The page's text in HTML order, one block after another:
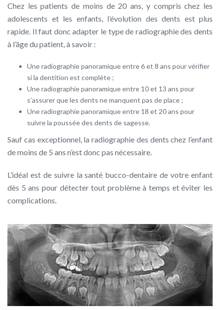
Chez les patients de moins de 20 ans, y compris chez les
adolescents et les enfants, l’évolution des dents est plus
rapide. Il faut donc adapter le type de radiographie des dents
à l’âge du patient, à savoir :
Une radiographie panoramique entre 6 et 8 ans pour vérifier
si la dentition est complète ;
Une radiographie panoramique entre 10 et 13 ans pour
s’assurer que les dents ne manquent pas de place ;
Une radiographie panoramique entre 18 et 20 ans pour
suivre la poussée des dents de sagesse.
Sauf cas exceptionnel, la radiographie des dents chez l’enfant
de moins de 5 ans n’est donc pas nécessaire.
L’idéal est de suivre la santé bucco-dentaire de votre enfant
dès 5 ans pour détecter tout problème à temps et éviter les
complications.